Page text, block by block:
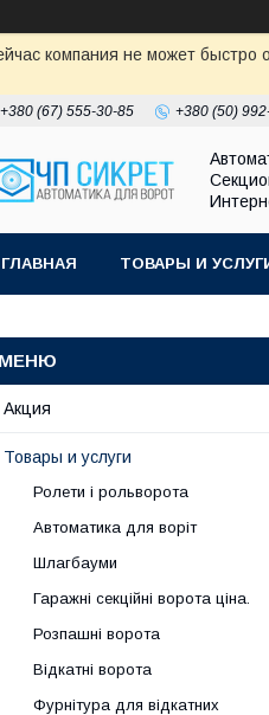
компания не может быстро
+380 (67) 555-30-85 +380 (50)
ГЛАВНАЯ ТОВАРЫ И
Акция
Товары и услуги
Ролети і рольворота
Автоматика для воріт
Шлагбауми
Гаражні секційні ворота ціна.
Розпашні ворота
Відкатні ворота
Фурнітура для відкатних